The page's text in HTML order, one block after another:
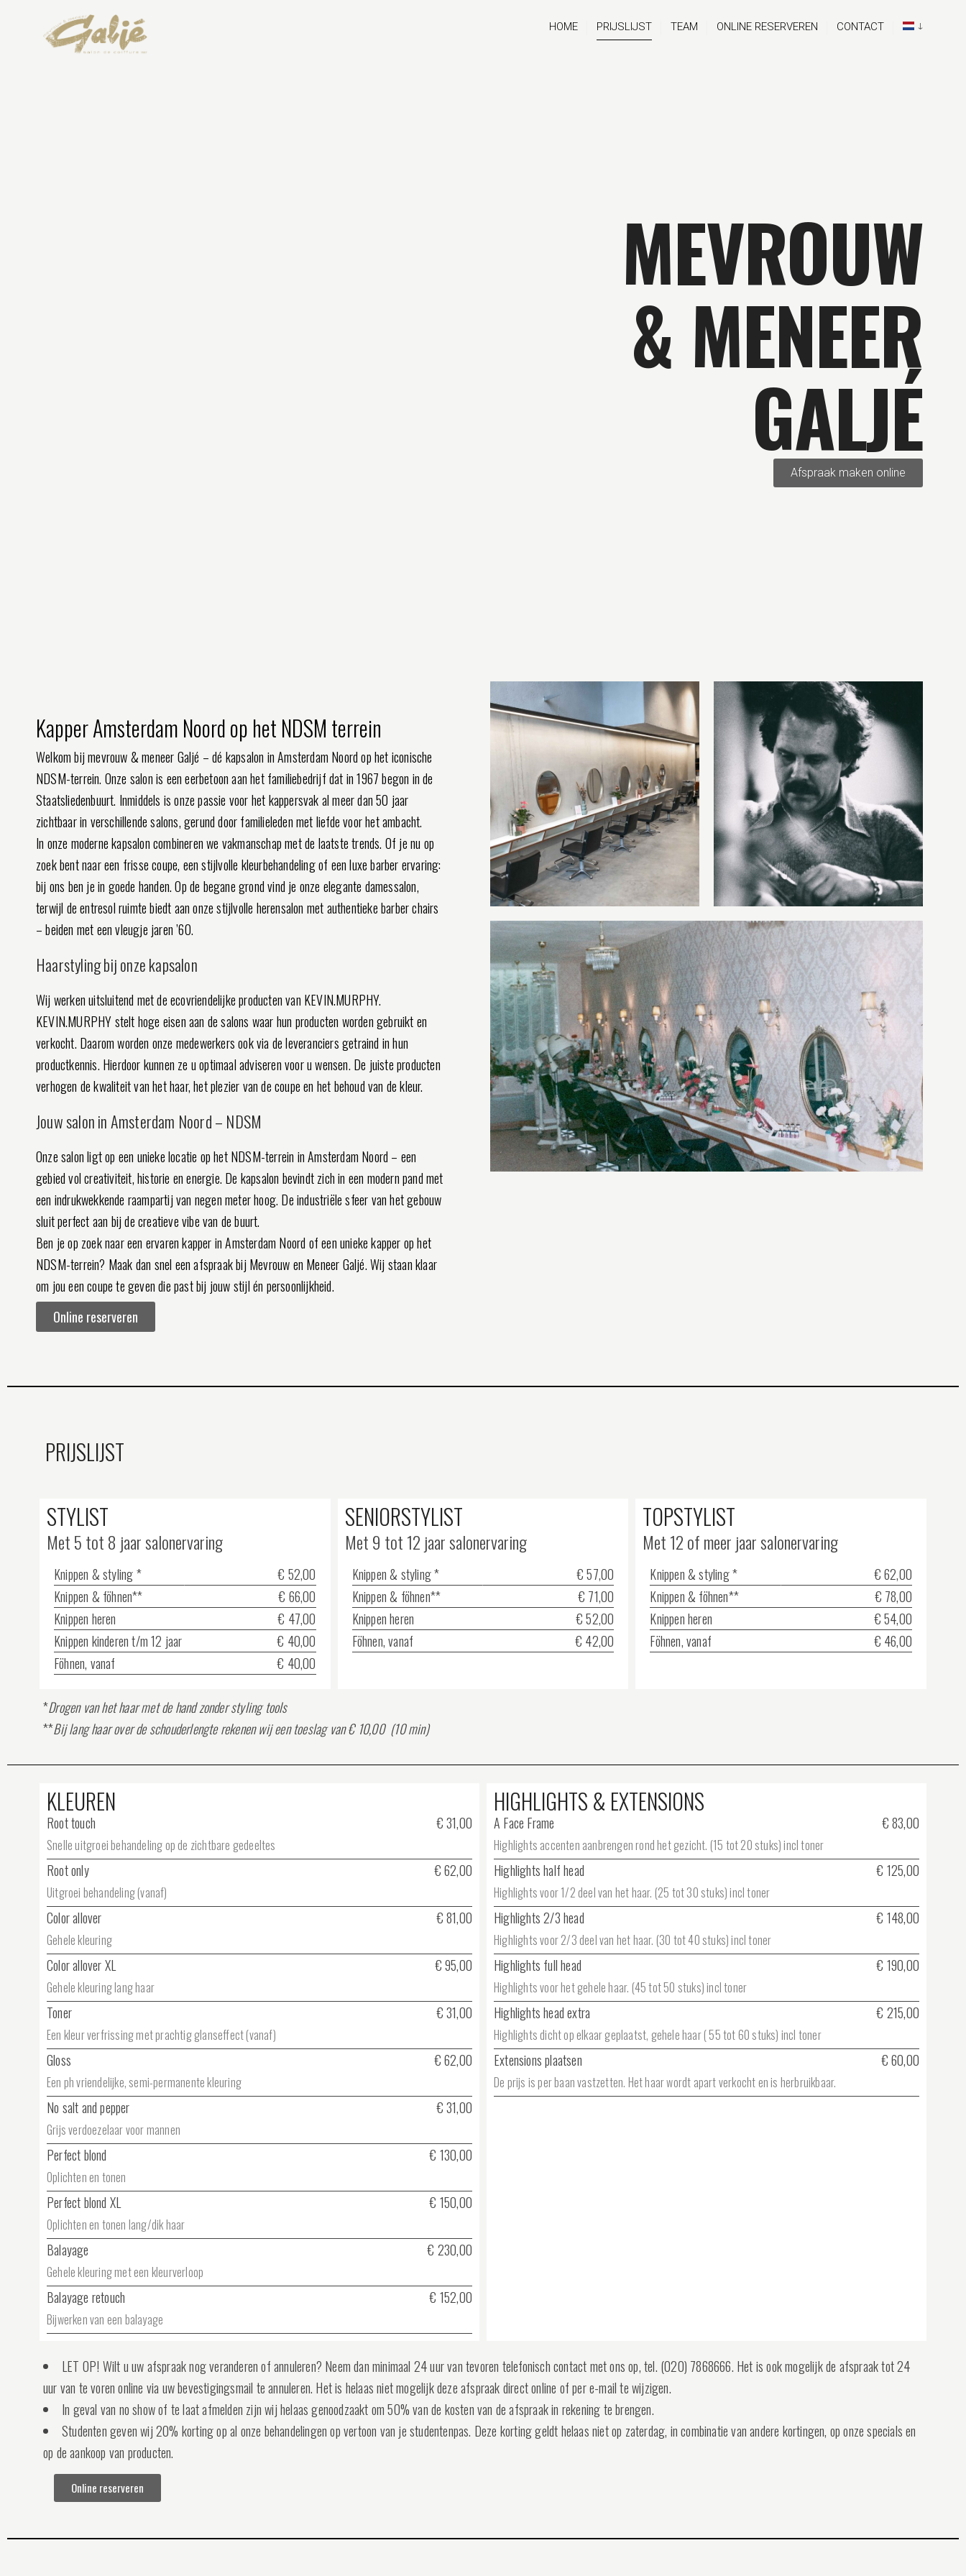
HOME PRIJSLIJST TEAM ONLINE RESERVEREN CONTACT
MEVROUW
& MENEER
GALJÉ
Afspraak maken online
Kapper Amsterdam Noord op het NDSM terrein
Welkom bij mevrouw & meneer Galjé – dé kapsalon in Amsterdam Noord op het iconische
NDSM-terrein. Onze salon is een eerbetoon aan het familiebedrijf dat in 1967 begon in de
Staatsliedenbuurt. Inmiddels is onze passie voor het kappersvak al meer dan 50 jaar
zichtbaar in verschillende salons, gerund door familieleden met liefde voor het ambacht.
In onze moderne kapsalon combineren we vakmanschap met de laatste trends. Of je nu op
zoek bent naar een frisse coupe, een stijlvolle kleurbehandeling of een luxe barber ervaring:
bij ons ben je in goede handen. Op de begane grond vind je onze elegante damessalon,
terwijl de entresol ruimte biedt aan onze stijlvolle herensalon met authentieke barber chairs
– beiden met een vleugje jaren ’60.
Haarstyling bij onze kapsalon
Wij werken uitsluitend met de ecovriendelijke producten van KEVIN.MURPHY.
KEVIN.MURPHY stelt hoge eisen aan de salons waar hun producten worden gebruikt en
verkocht. Daarom worden onze medewerkers ook via de leveranciers getraind in hun
productkennis. Hierdoor kunnen ze u optimaal adviseren voor u wensen. De juiste producten
verhogen de kwaliteit van het haar, het plezier van de coupe en het behoud van de kleur.
Jouw salon in Amsterdam Noord – NDSM
Onze salon ligt op een unieke locatie op het NDSM-terrein in Amsterdam Noord – een
gebied vol creativiteit, historie en energie. De kapsalon bevindt zich in een modern pand met
een indrukwekkende raampartij van negen meter hoog. De industriële sfeer van het gebouw
sluit perfect aan bij de creatieve vibe van de buurt.
Ben je op zoek naar een ervaren kapper in Amsterdam Noord of een unieke kapper op het
NDSM-terrein? Maak dan snel een afspraak bij Mevrouw en Meneer Galjé. Wij staan klaar
om jou een coupe te geven die past bij jouw stijl én persoonlijkheid.
Online reserveren
PRIJSLIJST
STYLIST
Met 5 tot 8 jaar salonervaring
Knippen & styling *
€ 52,00
Knippen & föhnen**
€ 66,00
Knippen heren
€ 47,00
Knippen kinderen t/m 12 jaar
€ 40,00
Föhnen, vanaf
€ 40,00
SENIORSTYLIST
Met 9 tot 12 jaar salonervaring
Knippen & styling *
€ 57,00
Knippen & föhnen**
€ 71,00
Knippen heren
€ 52,00
Föhnen, vanaf
€ 42,00
TOPSTYLIST
Met 12 of meer jaar salonervaring
Knippen & styling *
€ 62,00
Knippen & föhnen**
€ 78,00
Knippen heren
€ 54,00
Föhnen, vanaf
€ 46,00
*Drogen van het haar met de hand zonder styling tools
**Bij lang haar over de schouderlengte rekenen wij een toeslag van € 10,00 (10 min)
KLEUREN
Root touch
Snelle uitgroei behandeling op de zichtbare gedeeltes
€ 31,00
Root only
Uitgroei behandeling (vanaf)
€ 62,00
Color allover
Gehele kleuring
€ 81,00
Color allover XL
Gehele kleuring lang haar
€ 95,00
Toner
Een kleur verfrissing met prachtig glanseffect (vanaf)
€ 31,00
Gloss
Een ph vriendelijke, semi-permanente kleuring
€ 62,00
No salt and pepper
Grijs verdoezelaar voor mannen
€ 31,00
Perfect blond
Oplichten en tonen
€ 130,00
Perfect blond XL
Oplichten en tonen lang/dik haar
€ 150,00
Balayage
Gehele kleuring met een kleurverloop
€ 230,00
Balayage retouch
Bijwerken van een balayage
€ 152,00
HIGHLIGHTS & EXTENSIONS
A Face Frame
Highlights accenten aanbrengen rond het gezicht. (15 tot 20 stuks) incl toner
€ 83,00
Highlights half head
Highlights voor 1/2 deel van het haar. (25 tot 30 stuks) incl toner
€ 125,00
Highlights 2/3 head
Highlights voor 2/3 deel van het haar. (30 tot 40 stuks) incl toner
€ 148,00
Highlights full head
Highlights voor het gehele haar. (45 tot 50 stuks) incl toner
€ 190,00
Highlights head extra
Highlights dicht op elkaar geplaatst, gehele haar ( 55 tot 60 stuks) incl toner
€ 215,00
Extensions plaatsen
De prijs is per baan vastzetten. Het haar wordt apart verkocht en is herbruikbaar.
€ 60,00
LET OP! Wilt u uw afspraak nog veranderen of annuleren? Neem dan minimaal 24 uur van tevoren telefonisch contact met ons op, tel. (020) 7868666. Het is ook mogelijk de afspraak tot 24
uur van te voren online via uw bevestigingsmail te annuleren. Het is helaas niet mogelijk deze afspraak direct online of per e-mail te wijzigen.
In geval van no show of te laat afmelden zijn wij helaas genoodzaakt om 50% van de kosten van de afspraak in rekening te brengen.
Studenten geven wij 20% korting op al onze behandelingen op vertoon van je studentenpas. Deze korting geldt helaas niet op zaterdag, in combinatie van andere kortingen, op onze specials en
op de aankoop van producten.
Online reserveren